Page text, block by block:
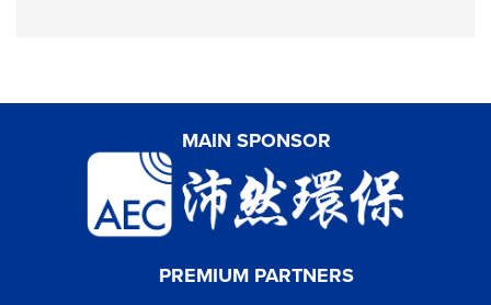
MAIN SPONSOR
PREMIUM PARTNERS